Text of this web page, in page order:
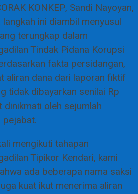
KONKEP, Sandi Nayoyan,
ini diambil menyusul
terungkap dalam
Tindak Pidana Korupsi
fakta persidangan,
aliran dana dari laporan fiktif
tidak dibayarkan senilai Rp
dinikmati oleh sejumlah
mengikuti tahapan
Tipikor Kendari, kami
ada beberapa nama saksi
kuat ikut menerima aliran